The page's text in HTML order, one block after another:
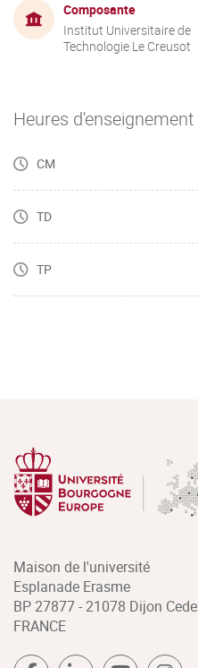
Composante
Institut Universitaire de
Technologie Le Creusot
Heures d'enseignement
CM
TD
TP
Maison de l'université
Esplanade Erasme
BP 27877 - 21078 Dijon
FRANCE